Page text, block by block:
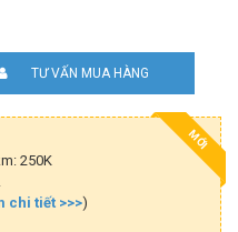
TƯ VẤN MUA HÀNG
MỚI
250K
chi tiết >>>)